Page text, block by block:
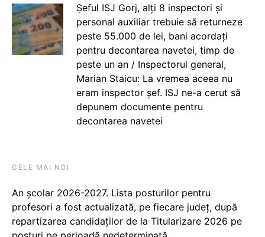
Șeful ISJ Gorj, alți 8 inspectori și
personal auxiliar trebuie să returneze
peste 55.000 de lei, bani acordați
pentru decontarea navetei, timp de
peste un an / Inspectorul general,
Marian Staicu: La vremea aceea nu
eram inspector șef. ISJ ne-a cerut să
depunem documente pentru
decontarea navetei
CELE MAI NOI
An școlar 2026-2027. Lista posturilor pentru
profesori a fost actualizată, pe fiecare județ, după
repartizarea candidaților de la Titularizare 2026 pe